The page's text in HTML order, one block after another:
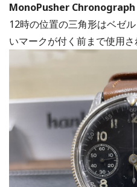
MonoPusher Chronograph
12時の位置の三角形はベゼ
いマークが付く前まで使用さ